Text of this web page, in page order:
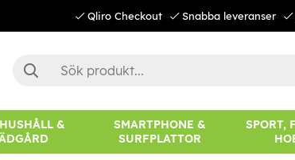
Qliro Checkout Snabba leveranser
&
SMARTPHONE &
SURFPLATTOR
SPORT,